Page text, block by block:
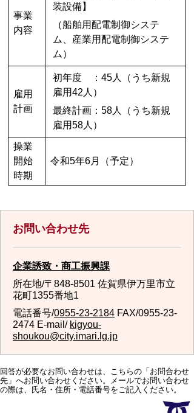
事業
内容
装設備】
（船舶用配電制御システ
ム、産業用配電制御システ
ム）
雇用
計画
初年度 ：45人（うち新規
雇用42人）
最終計画：58人（うち新規
雇用58人）
操業
開始
時期
令和5年6月（予定）
お問い合わせ先
企業誘致・商工振興課
所在地/〒848-8501 佐賀県伊万里市立
花町1355番地1
電話番号/0955-23-2184 FAX/0955-23-
2474 E-mail/ kigyou-
shoukou@city.imari.lg.jp
回答が必要なお問い合わせは、こちらの「お問合わせ
先」へお問い合わせください。メールでお問い合わせ
の際は、氏名・住所・電話番号をご記入ください。